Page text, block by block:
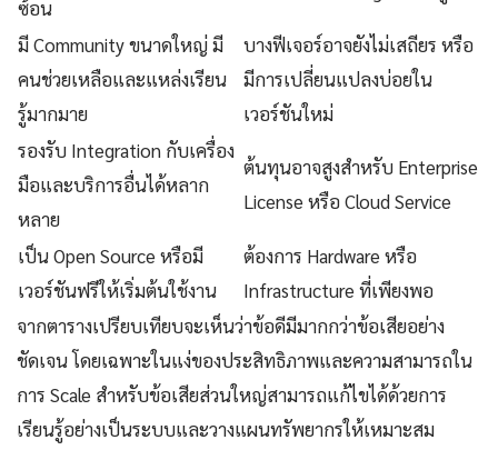
ซ้อน
มี Community ขนาดใหญ่ มี
คนช่วยเหลือและแหล่งเรียน
รู้มากมาย
บางฟีเจอร์อาจยังไม่เสถียร หรือ
มีการเปลี่ยนแปลงบ่อยใน
เวอร์ชันใหม่
รองรับ Integration กับเครื่อง
มือและบริการอื่นได้หลาก
หลาย
ต้นทุนอาจสูงสำหรับ Enterprise
License หรือ Cloud Service
เป็น Open Source หรือมี
เวอร์ชันฟรีให้เริ่มต้นใช้งาน
ต้องการ Hardware หรือ
Infrastructure ที่เพียงพอ
จากตารางเปรียบเทียบจะเห็นว่าข้อดีมีมากกว่าข้อเสียอย่าง
ชัดเจน โดยเฉพาะในแง่ของประสิทธิภาพและความสามารถใน
การ Scale สำหรับข้อเสียส่วนใหญ่สามารถแก้ไขได้ด้วยการ
เรียนรู้อย่างเป็นระบบและวางแผนทรัพยากรให้เหมาะสม